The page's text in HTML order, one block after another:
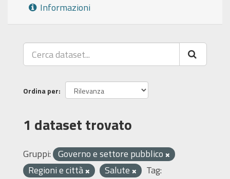
Informazioni
Ordina per
1 dataset trovato
Gruppi: Governo e settore pubblico
Regioni e città
Salute
Tag: